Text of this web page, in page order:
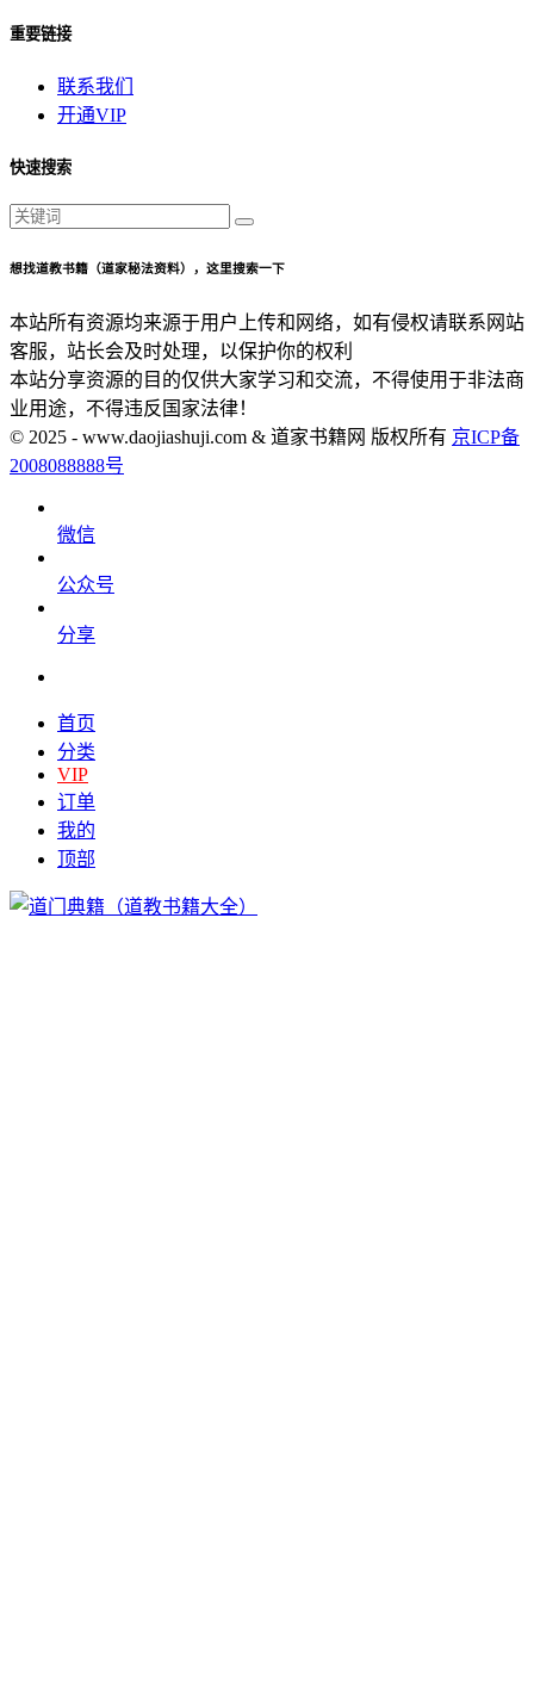
重要链接
联系我们
开通VIP
快速搜索
想找道教书籍（道家秘法资料），这里搜索一下
本站所有资源均来源于用户上传和网络，如有侵权请联系网站
客服，站长会及时处理，以保护你的权利
本站分享资源的目的仅供大家学习和交流，不得使用于非法商
业用途，不得违反国家法律！
© 2025 - www.daojiashuji.com & 道家书籍网 版权所有 京ICP备
2008088888号
微信
公众号
分享
首页
分类
VIP
订单
我的
顶部